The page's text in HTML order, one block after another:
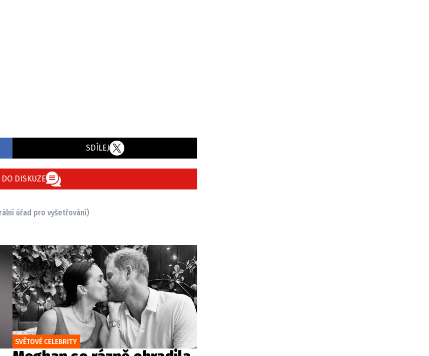
SDÍLEJ
DISKUZE
úřad pro vyšetřování)
SVĚTOVÉ CELEBRITY